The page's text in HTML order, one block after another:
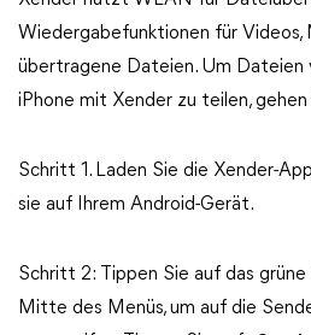
Wiedergabefunktionen für Videos,
übertragene Dateien. Um Dateien
iPhone mit Xender zu teilen,
Schritt 1. Laden Sie die Xender-
sie auf Ihrem Android-Gerät.
Schritt 2: Tippen Sie auf das
Mitte des Menüs, um auf die